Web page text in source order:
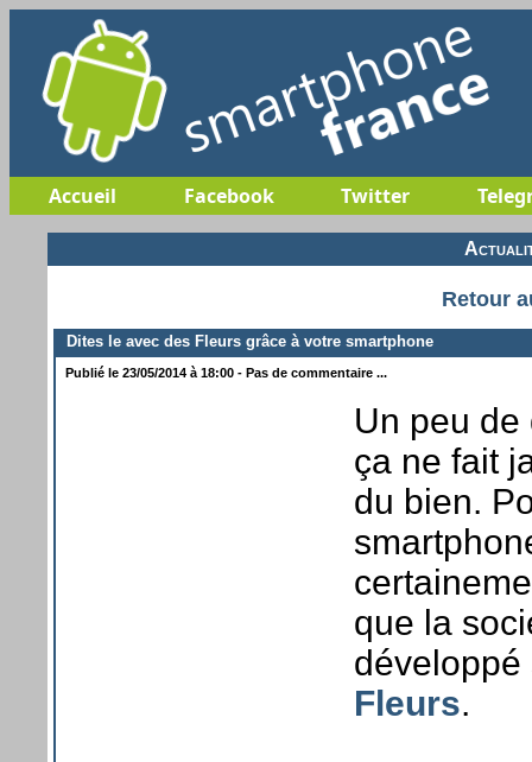
Accueil Facebook Twitter
Retour
Dites le avec des Fleurs grâce à votre smartphone
Publié le 23/05/2014 à 18:00 - Pas de commentaire ...
Un peu
ça ne fait
du bien.
que la
Fleurs.